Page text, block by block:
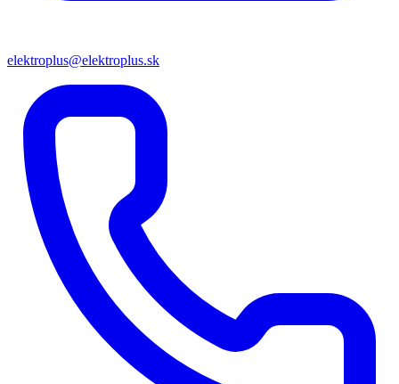
elektroplus@elektroplus.sk